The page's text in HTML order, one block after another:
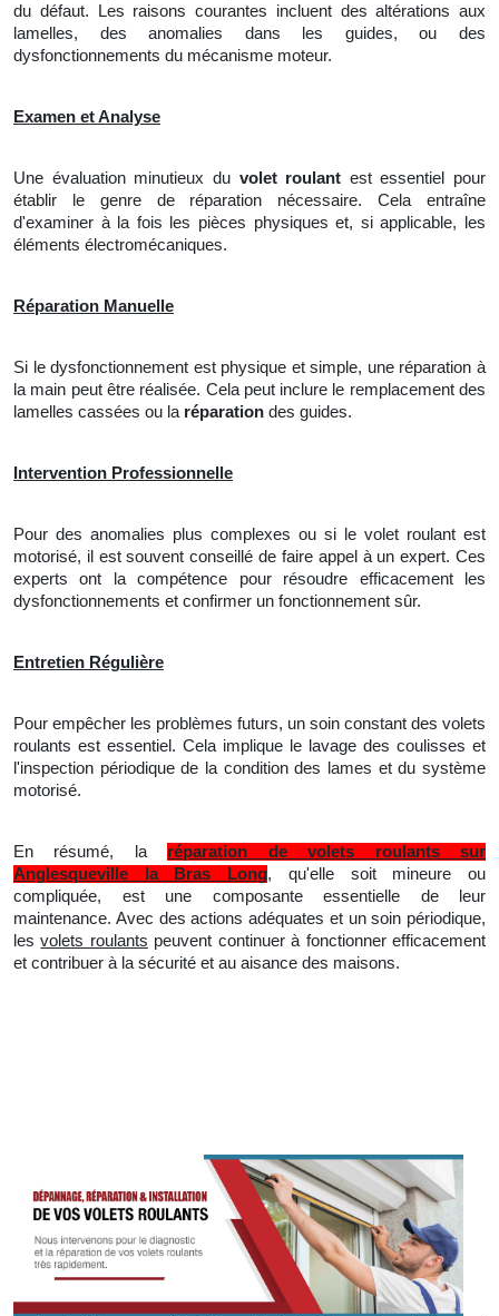
du défaut. Les raisons courantes incluent des altérations aux
lamelles, des anomalies dans les guides, ou des
dysfonctionnements du mécanisme moteur.
Examen et Analyse
Une évaluation minutieux du volet roulant est essentiel pour
établir
le genre de réparation nécessaire. Cela entraîne
d'examiner à la fois les pièces physiques et, si applicable, les
éléments électromécaniques.
Réparation Manuelle
Si le dysfonctionnement est physique et simple, une réparation à
la main peut être réalisée. Cela peut inclure le remplacement des
lamelles cassées ou la réparation des guides.
Intervention Professionnelle
Pour des anomalies plus complexes ou si le volet roulant est
motorisé, il est souvent conseillé de faire appel à un expert. Ces
experts ont la compétence pour résoudre efficacement les
dysfonctionnements et confirmer un fonctionnement sûr.
Entretien Régulière
Pour empêcher les problèmes futurs, un soin constant des volets
roulants est essentiel. Cela implique le lavage des coulisses et
l'inspection périodique de la condition des lames et du système
motorisé.
En résumé, la réparation de volets roulants sur
Anglesqueville la Bras Long, qu'elle soit mineure ou
compliquée, est une composante essentielle de leur
maintenance. Avec des actions adéquates et unsoin périodique,
lesvolets roulants peuvent continuer à fonctionner efficacement
et contribuer à la sécurité et au aisance des maisons.